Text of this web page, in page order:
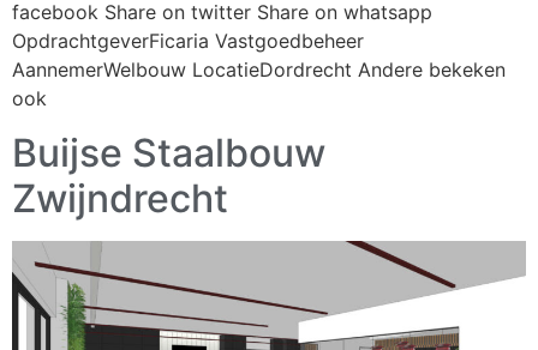
facebook Share on twitter Share on whatsapp
OpdrachtgeverFicaria Vastgoedbeheer
AannemerWelbouw LocatieDordrecht Andere bekeken
ook
Buijse Staalbouw
Zwijndrecht